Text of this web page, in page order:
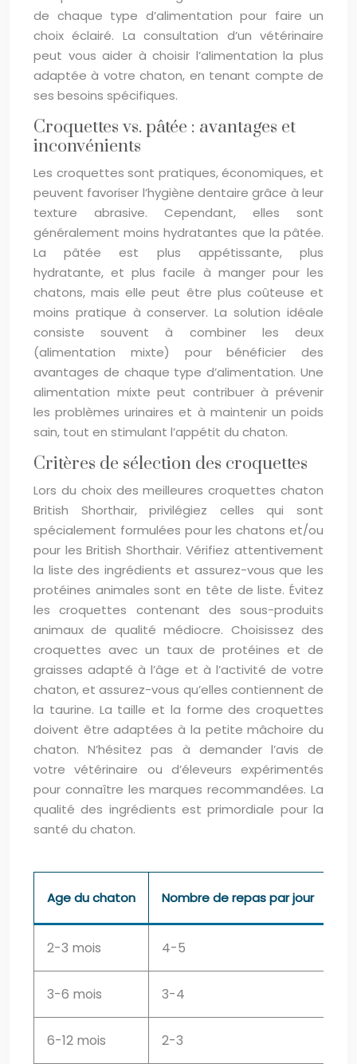
de chaque type d’alimentation pour faire un
choix éclairé. La consultation d’un vétérinaire
peut vous aider à choisir l’alimentation la plus
adaptée à votre chaton, en tenant compte de
ses besoins spécifiques.
Croquettes vs. pâtée : avantages et
inconvénients
Les croquettes sont pratiques, économiques, et
peuvent favoriser l’hygiène dentaire grâce à leur
texture abrasive. Cependant, elles sont
généralement moins hydratantes que la pâtée.
La pâtée est plus appétissante, plus
hydratante, et plus facile à manger pour les
chatons, mais elle peut être plus coûteuse et
moins pratique à conserver. La solution idéale
consiste souvent à combiner les deux
(alimentation mixte) pour bénéficier des
avantages de chaque type d’alimentation. Une
alimentation mixte peut contribuer à prévenir
les problèmes urinaires et à maintenir un poids
sain, tout en stimulant l’appétit du chaton.
Critères de sélection des croquettes
Lors du choix des meilleures croquettes chaton
British Shorthair, privilégiez celles qui sont
spécialement formulées pour les chatons et/ou
pour les British Shorthair. Vérifiez attentivement
la liste des ingrédients et assurez-vous que les
protéines animales sont en tête de liste. Évitez
les croquettes contenant des sous-produits
animaux de qualité médiocre. Choisissez des
croquettes avec un taux de protéines et de
graisses adapté à l’âge et à l’activité de votre
chaton, et assurez-vous qu’elles contiennent de
la taurine. La taille et la forme des croquettes
doivent être adaptées à la petite mâchoire du
chaton. N’hésitez pas à demander l’avis de
votre vétérinaire ou d’éleveurs expérimentés
pour connaître les marques recommandées. La
qualité des ingrédients est primordiale pour la
santé du chaton.
Age du chaton Nombre de repas par jour
2-3 mois 4-5
3-6 mois 3-4
6-12 mois 2-3